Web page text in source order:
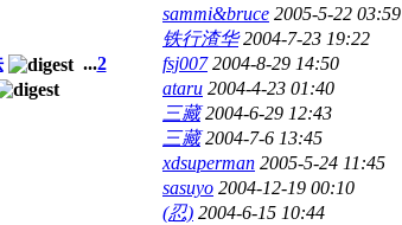
sammi&bruce 2005-5-22 03:59
铁行渣华 2004-7-23 19:22
...2 fsj007 2004-8-29 14:50
ataru 2004-4-23 01:40
三藏 2004-6-29 12:43
三藏 2004-7-6 13:45
xdsuperman 2005-5-24 11:45
sasuyo 2004-12-19 00:10
(忍) 2004-6-15 10:44